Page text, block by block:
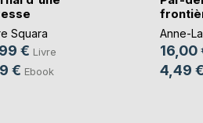
Squara
€ Livre
€ Ebook
Anne-
16,00
4,49 €